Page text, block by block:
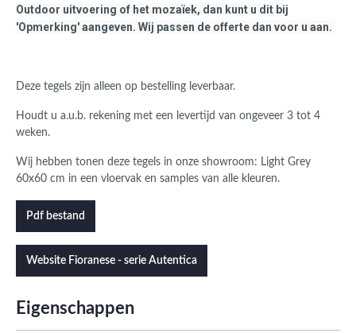
Outdoor uitvoering of het mozaïek, dan kunt u dit bij
'Opmerking' aangeven. Wij passen de offerte dan voor u aan.
Deze tegels zijn alleen op bestelling leverbaar.
Houdt u a.u.b. rekening met een levertijd van ongeveer 3 tot 4
weken.
Wij hebben tonen deze tegels in onze showroom: Light Grey
60x60 cm in een vloervak en samples van alle kleuren.
Pdf bestand
Website Fioranese - serie Autentica
Eigenschappen